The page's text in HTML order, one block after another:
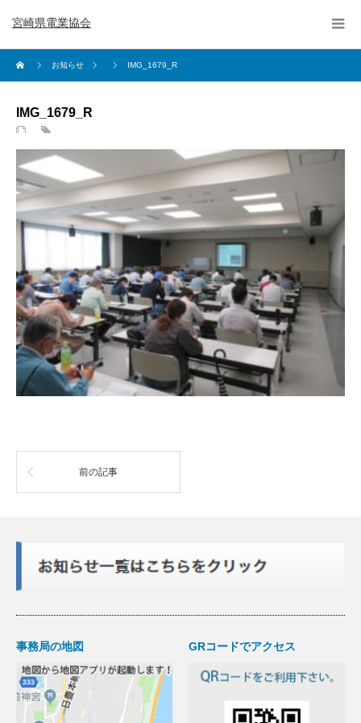
宮崎県電業協会
お知らせ IMG_1679_R
IMG_1679_R
前の記事
事務局の地図 GRコードでアクセス